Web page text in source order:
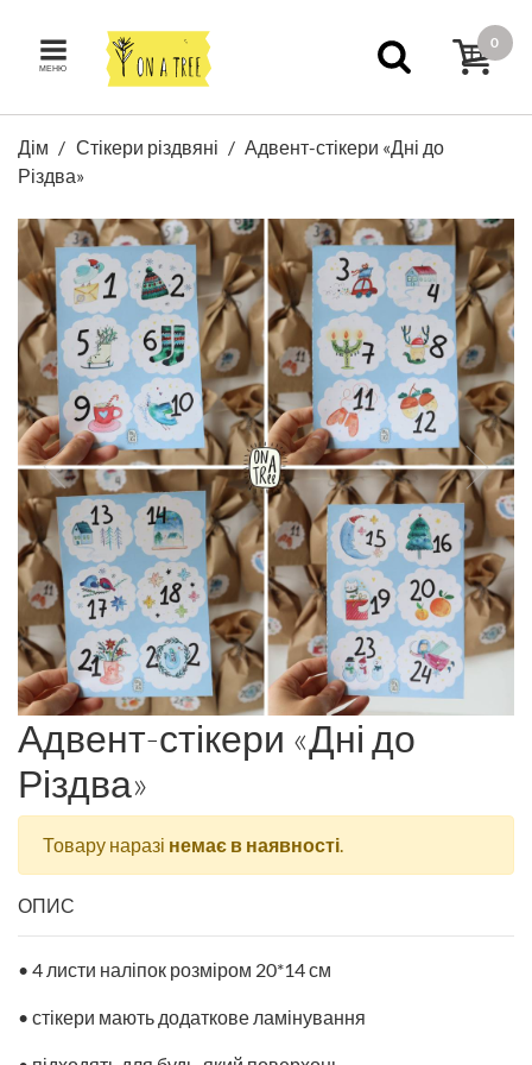
МЕНЮ
0
Дім Стікери різдвяні
Адвент-стікери «Дні до
Різдва»
Адвент-стікери «Дні до
Різдва»
Товару наразі немає в наявності.
ОПИС
• 4 листи наліпок розміром 20*14 см
• стікери мають додаткове ламінування